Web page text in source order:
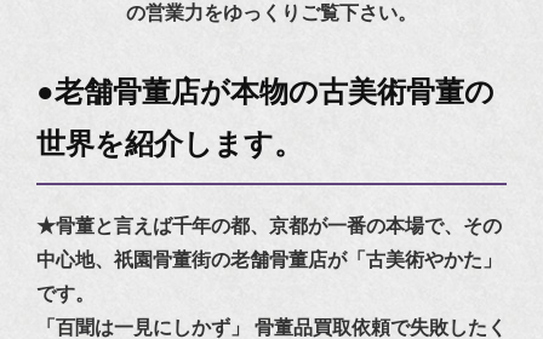
の営業力をゆっくりご覧下さい。
●老舗骨董店が本物の古美術骨董の
世界を紹介します。
★骨董と言えば千年の都、京都が一番の本場で、その
中心地、祇園骨董街の老舗骨董店が「古美術やかた」
です。
「百聞は一見にしかず」 骨董品買取依頼で失敗したく